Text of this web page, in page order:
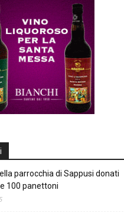
parrocchia di Sappusi donati
100 panettoni